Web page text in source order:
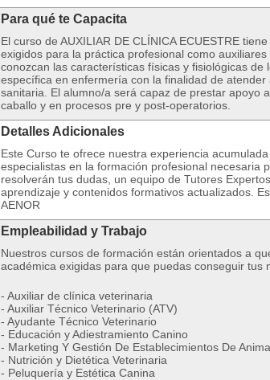
Para qué te Capacita
El curso de AUXILIAR DE CLÍNICA ECUESTRE
exigidos para la práctica profesional como
conozcan las características físicas y fisiológicas
específica en enfermería con la finalidad de
sanitaria. El alumno/a será capaz de prestar apoyo
caballo y en procesos pre y post-operatorios.
Detalles Adicionales
Este Curso te ofrece nuestra experiencia
especialistas en la formación profesional necesaria
resolverán tus dudas, un equipo de Tutores
aprendizaje y contenidos formativos actualizados.
AENOR
Empleabilidad y Trabajo
Nuestros cursos de formación están orientados a
académica exigidas para que puedas conseguir tus
- Auxiliar de clínica veterinaria
- Auxiliar Técnico Veterinario (ATV)
- Ayudante Técnico Veterinario
- Educación y Adiestramiento Canino
- Marketing Y Gestión De Establecimientos De
- Nutrición y Dietética Veterinaria
- Peluquería y Estética Canina